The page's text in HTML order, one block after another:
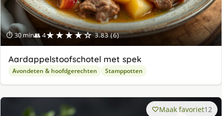
⏱ 30 min👥 4★★★★☆ 3.83 (6)
Aardappelstoofschotel met spek
Avondeten & hoofdgerechten Stamppotten
Maak favoriet12